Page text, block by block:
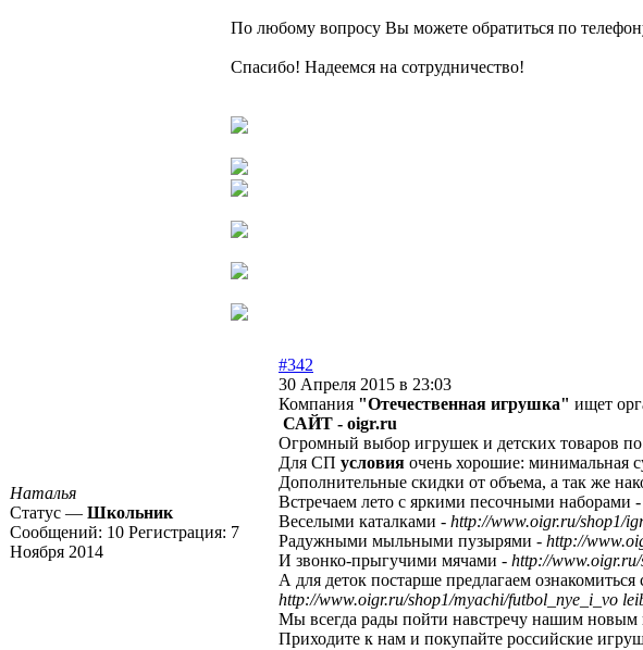
По любому вопросу Вы можете обратиться по
Спасибо! Надеемся на сотрудничество!
Наталья
Статус — Школьник
Сообщений: 10 Регистрация: 7
Ноября 2014
#342
30 Апреля 2015 в 23:03
Компания "Отечественная игрушка" ищет
САЙТ - oigr.ru
Огромный выбор игрушек и детских товаров
Для СП условия очень хорошие: минимальная
Дополнительные скидки от объема, а так же
Встречаем лето с яркими песочными наборами -
Веселыми каталками - http://www.oigr.ru/shop1/
Радужными мыльными пузырями - http://
И звонко-прыгучими мячами - http://
А для деток постарше предлагаем
http://www.oigr.ru/shop1/myachi/futbol_nye_i_vo
Мы всегда рады пойти навстречу нашим новым
Приходите к нам и покупайте российские